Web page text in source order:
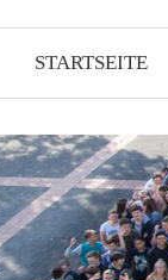
STARTSEITE